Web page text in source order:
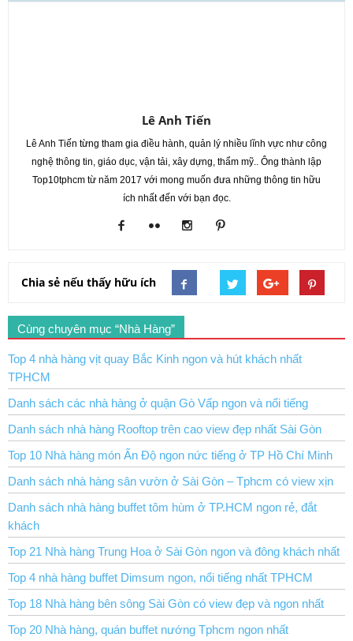
Lê Anh Tiến
Lê Anh Tiến từng tham gia điều hành, quản lý nhiều lĩnh vực như công
nghệ thông tin, giáo dục, vận tải, xây dựng, thẩm mỹ.. Ông thành lập
Top10tphcm từ năm 2017 với mong muốn đưa những thông tin hữu
ích nhất đến với bạn đọc.
Chia sẻ nếu thấy hữu ích
Cùng chuyên mục “Nhà Hàng”
Top 4 nhà hàng vịt quay Bắc Kinh ngon và hút khách nhất
TPHCM
Danh sách các nhà hàng ở quận Gò Vấp ngon và nổi tiếng
Danh sách nhà hàng Rooftop trên cao view đẹp nhất Sài Gòn
Top 10 Nhà hàng món Ấn Độ ngon nức tiếng ở TP Hồ Chí Minh
Danh sách nhà hàng sân vườn ở Sài Gòn – Tphcm có view xịn
Danh sách nhà hàng buffet tôm hùm ở TP.HCM ngon rẻ, đắt
khách
Top 21 Nhà hàng Trung Hoa ở Sài Gòn ngon và đông khách nhất
Top 4 nhà hàng buffet Dimsum ngon, nổi tiếng nhất TPHCM
Top 18 Nhà hàng bên sông Sài Gòn có view đẹp và ngon nhất
Top 20 Nhà hàng, quán buffet nướng Tphcm ngon nhất